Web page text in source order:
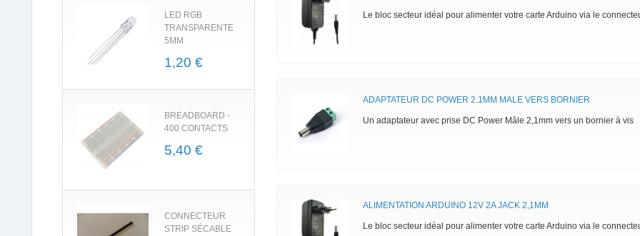
LED RGB
TRANSPARENTE
5MM
1,20 €
BREADBOARD -
400 CONTACTS
5,40 €
CONNECTEUR
STRIP SÉCABLE
Le bloc secteur idéal pour alimenter votre carte Arduino via le
ADAPTATEUR DC POWER 2.1MM MALE VERS BORNIER
Un adaptateur avec prise DC Power Mâle 2,1mm vers un bornier à vis
ALIMENTATION ARDUINO 12V 2A JACK 2,1MM
Le bloc secteur idéal pour alimenter votre carte Arduino via le